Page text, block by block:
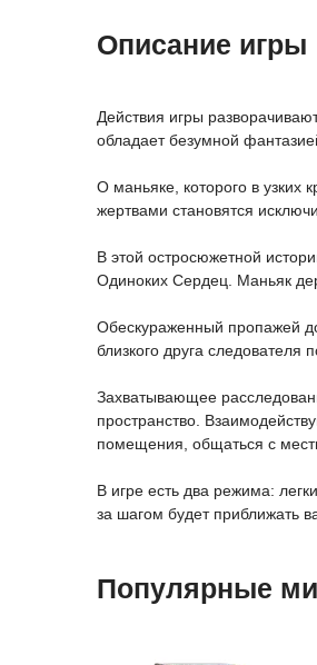
Описание игры
Действия игры
обладает безумной
О маньяке, которого в узких
жертвами становятся
В этой остросюжетной
Одиноких Сердец. Маньяк
Обескураженный пропажей
близкого друга
Захватывающее
пространство.
помещения, общаться с
В игре есть два режима:
за шагом будет приближать
Популярные